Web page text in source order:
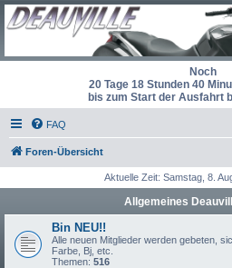
Noch
20 Tage 18 Stunden 40
bis zum Start der Ausfahrt
FAQ
Foren-Übersicht
Aktuelle Zeit: Samstag, 8.
Allgemeines
Bin NEU!!
Alle neuen Mitglieder werden gebeten,
Farbe, Bj, etc.
Themen: 516